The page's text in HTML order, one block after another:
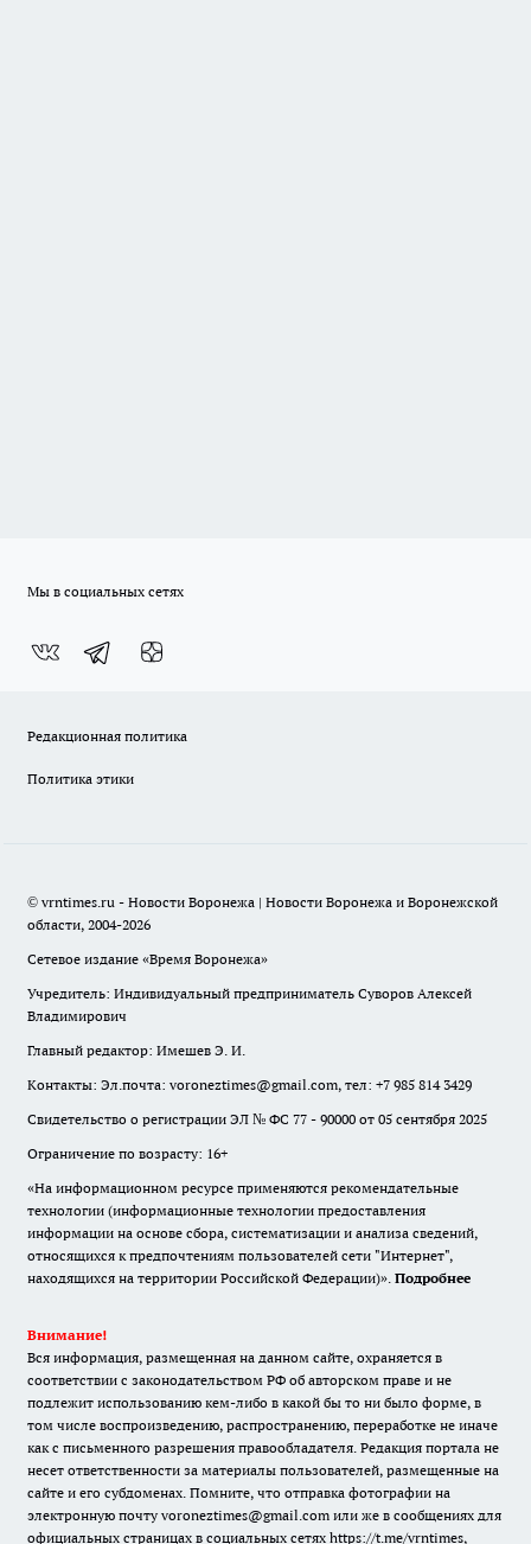
Мы в социальных сетях
Редакционная политика
Политика этики
© vrntimes.ru - Новости Воронежа | Новости Воронежа и Воронежской
области, 2004-2026
Сетевое издание «Время Воронежа»
Учредитель: Индивидуальный предприниматель Суворов Алексей
Владимирович
Главный редактор: Имешев Э. И.
Контакты: Эл.почта: voroneztimes@gmail.com, тел: +7 985 814 3429
Свидетельство о регистрации ЭЛ № ФС 77 - 90000 от 05 сентября 2025
Ограничение по возрасту: 16+
«На информационном ресурсе применяются рекомендательные
технологии (информационные технологии предоставления
информации на основе сбора, систематизации и анализа сведений,
относящихся к предпочтениям пользователей сети "Интернет",
находящихся на территории Российской Федерации)». Подробнее
Внимание!
Вся информация, размещенная на данном сайте, охраняется в
соответствии с законодательством РФ об авторском праве и не
подлежит использованию кем-либо в какой бы то ни было форме, в
том числе воспроизведению, распространению, переработке не иначе
как с письменного разрешения правообладателя. Редакция портала не
несет ответственности за материалы пользователей, размещенные на
сайте и его субдоменах. Помните, что отправка фотографии на
электронную почту voroneztimes@gmail.com или же в сообщениях для
официальных страницах в социальных сетях https://t.me/vrntimes,